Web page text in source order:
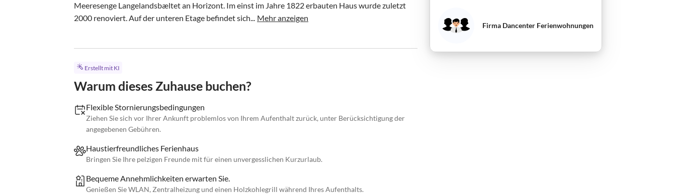
Meeresenge Langelandsbæltet an Horizont. Im einst im Jahre 1822 erbauten Haus wurde zuletzt
2000 renoviert. Auf der unteren Etage befindet sich... Mehr anzeigen
Erstellt mit KI
Warum dieses Zuhause buchen?
Flexible Stornierungsbedingungen
Ziehen Sie sich vor Ihrer Ankunft problemlos von Ihrem Aufenthalt zurück, unter Berücksichtigung der
angegebenen Gebühren.
Haustierfreundliches Ferienhaus
Bringen Sie Ihre pelzigen Freunde mit für einen unvergesslichen Kurzurlaub.
Bequeme Annehmlichkeiten erwarten Sie.
Genießen Sie WLAN, Zentralheizung und einen Holzkohlegrill während Ihres Aufenthalts.
Firma Dancenter Ferienwohnungen